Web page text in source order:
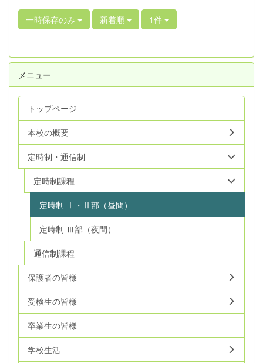
一時保存のみ 新着順 1件
メニュー
トップページ
本校の概要
定時制・通信制
定時制課程
定時制 Ⅰ・Ⅱ部（昼間）
定時制 Ⅲ部（夜間）
通信制課程
保護者の皆様
受検生の皆様
卒業生の皆様
学校生活